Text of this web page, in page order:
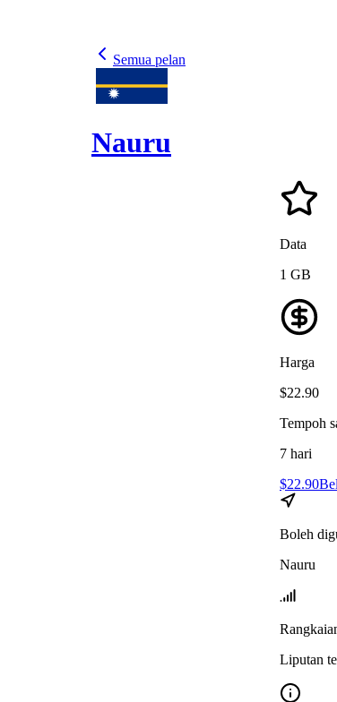
Semua pelan
Nauru
Data
1 GB
Harga
$22.90
Tempoh
7 hari
$22.90
Boleh
Nauru
Liputan